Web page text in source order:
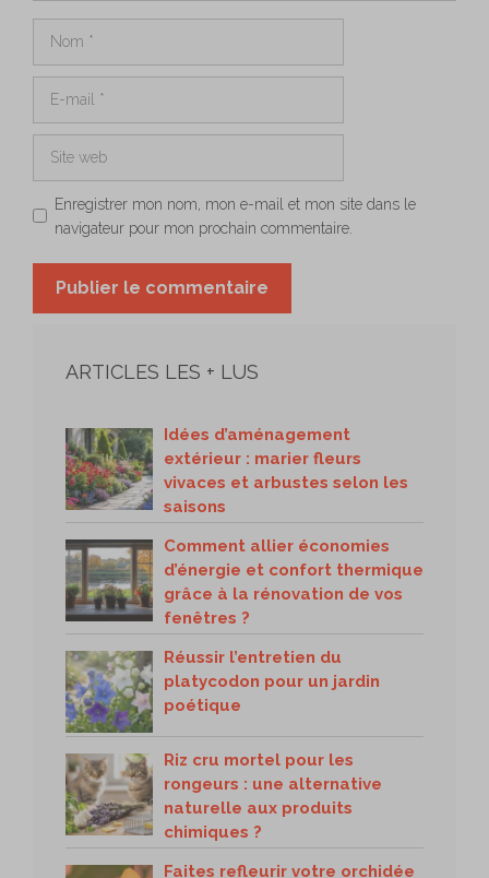
Enregistrer mon nom, mon e-mail et mon site dans le
navigateur pour mon prochain commentaire.
ARTICLES LES + LUS
Idées d’aménagement
extérieur : marier fleurs
vivaces et arbustes selon les
saisons
Comment allier économies
d’énergie et confort thermique
grâce à la rénovation de vos
fenêtres ?
Réussir l’entretien du
platycodon pour un jardin
poétique
Riz cru mortel pour les
rongeurs : une alternative
naturelle aux produits
chimiques ?
Faites refleurir votre orchidée